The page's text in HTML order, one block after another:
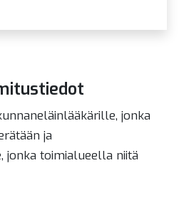
jonka
ja
jonka toimialueella niitä